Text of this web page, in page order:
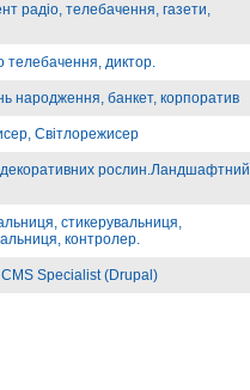
радіо, телебачення, газети,
телебачення, диктор.
народження, банкет, корпоратив
Світлорежисер
рослин.Ландшафтний
стикерувальниця,
контролер.
CMS Specialist (Drupal)